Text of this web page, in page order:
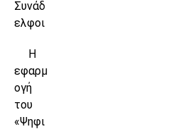
Συνάδ
ελφοι
Η
εφαρμ
ογή
του
«Ψηφι